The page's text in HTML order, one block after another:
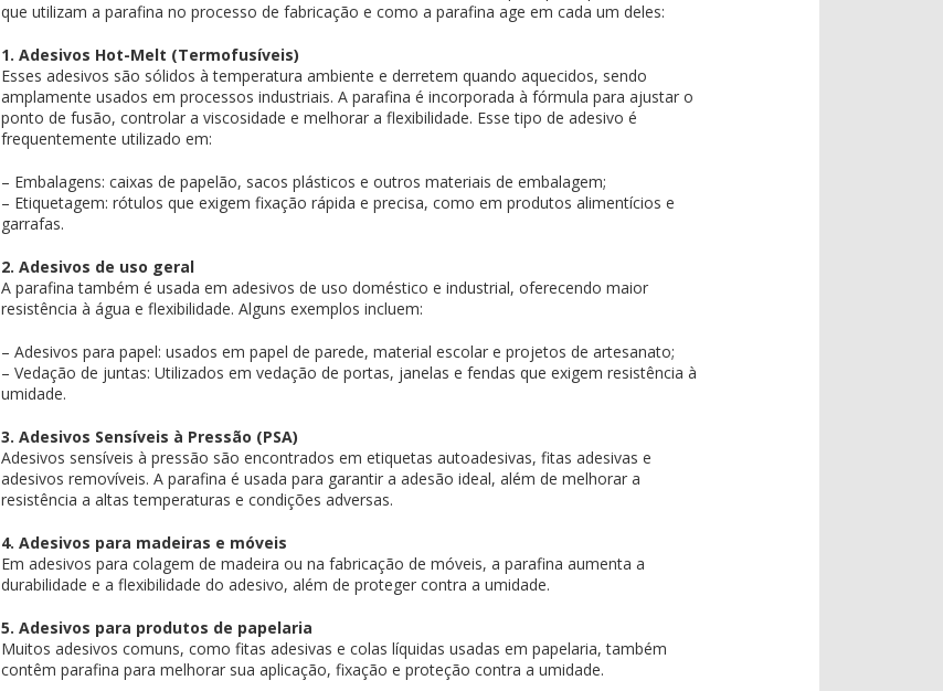
que utilizam a parafina no processo de fabricação e como a parafina age em cada um deles:
1. Adesivos Hot-Melt (Termofusíveis)
Esses adesivos são sólidos à temperatura ambiente e derretem quando aquecidos, sendo
amplamente usados em processos industriais. A parafina é incorporada à fórmula para ajustar o
ponto de fusão, controlar a viscosidade e melhorar a flexibilidade. Esse tipo de adesivo é
frequentemente utilizado em:
– Embalagens: caixas de papelão, sacos plásticos e outros materiais de embalagem;
– Etiquetagem: rótulos que exigem fixação rápida e precisa, como em produtos alimentícios e
garrafas.
2. Adesivos de uso geral
A parafina também é usada em adesivos de uso doméstico e industrial, oferecendo maior
resistência à água e flexibilidade. Alguns exemplos incluem:
– Adesivos para papel: usados em papel de parede, material escolar e projetos de artesanato;
– Vedação de juntas: Utilizados em vedação de portas, janelas e fendas que exigem resistência à
umidade.
3. Adesivos Sensíveis à Pressão (PSA)
Adesivos sensíveis à pressão são encontrados em etiquetas autoadesivas, fitas adesivas e
adesivos removíveis. A parafina é usada para garantir a adesão ideal, além de melhorar a
resistência a altas temperaturas e condições adversas.
4. Adesivos para madeiras e móveis
Em adesivos para colagem de madeira ou na fabricação de móveis, a parafina aumenta a
durabilidade e a flexibilidade do adesivo, além de proteger contra a umidade.
5. Adesivos para produtos de papelaria
Muitos adesivos comuns, como fitas adesivas e colas líquidas usadas em papelaria, também
contêm parafina para melhorar sua aplicação, fixação e proteção contra a umidade.